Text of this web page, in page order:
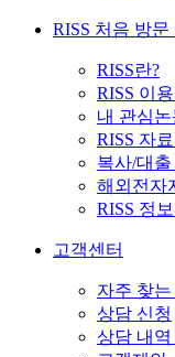
RISS 처음 방문
RISS란?
RISS 이
내 관심
RISS 자
복사/대
해외전자
RISS 정
고객센터
자주 찾는
상담 신청
상담 내역